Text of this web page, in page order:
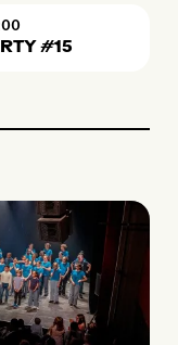
#15